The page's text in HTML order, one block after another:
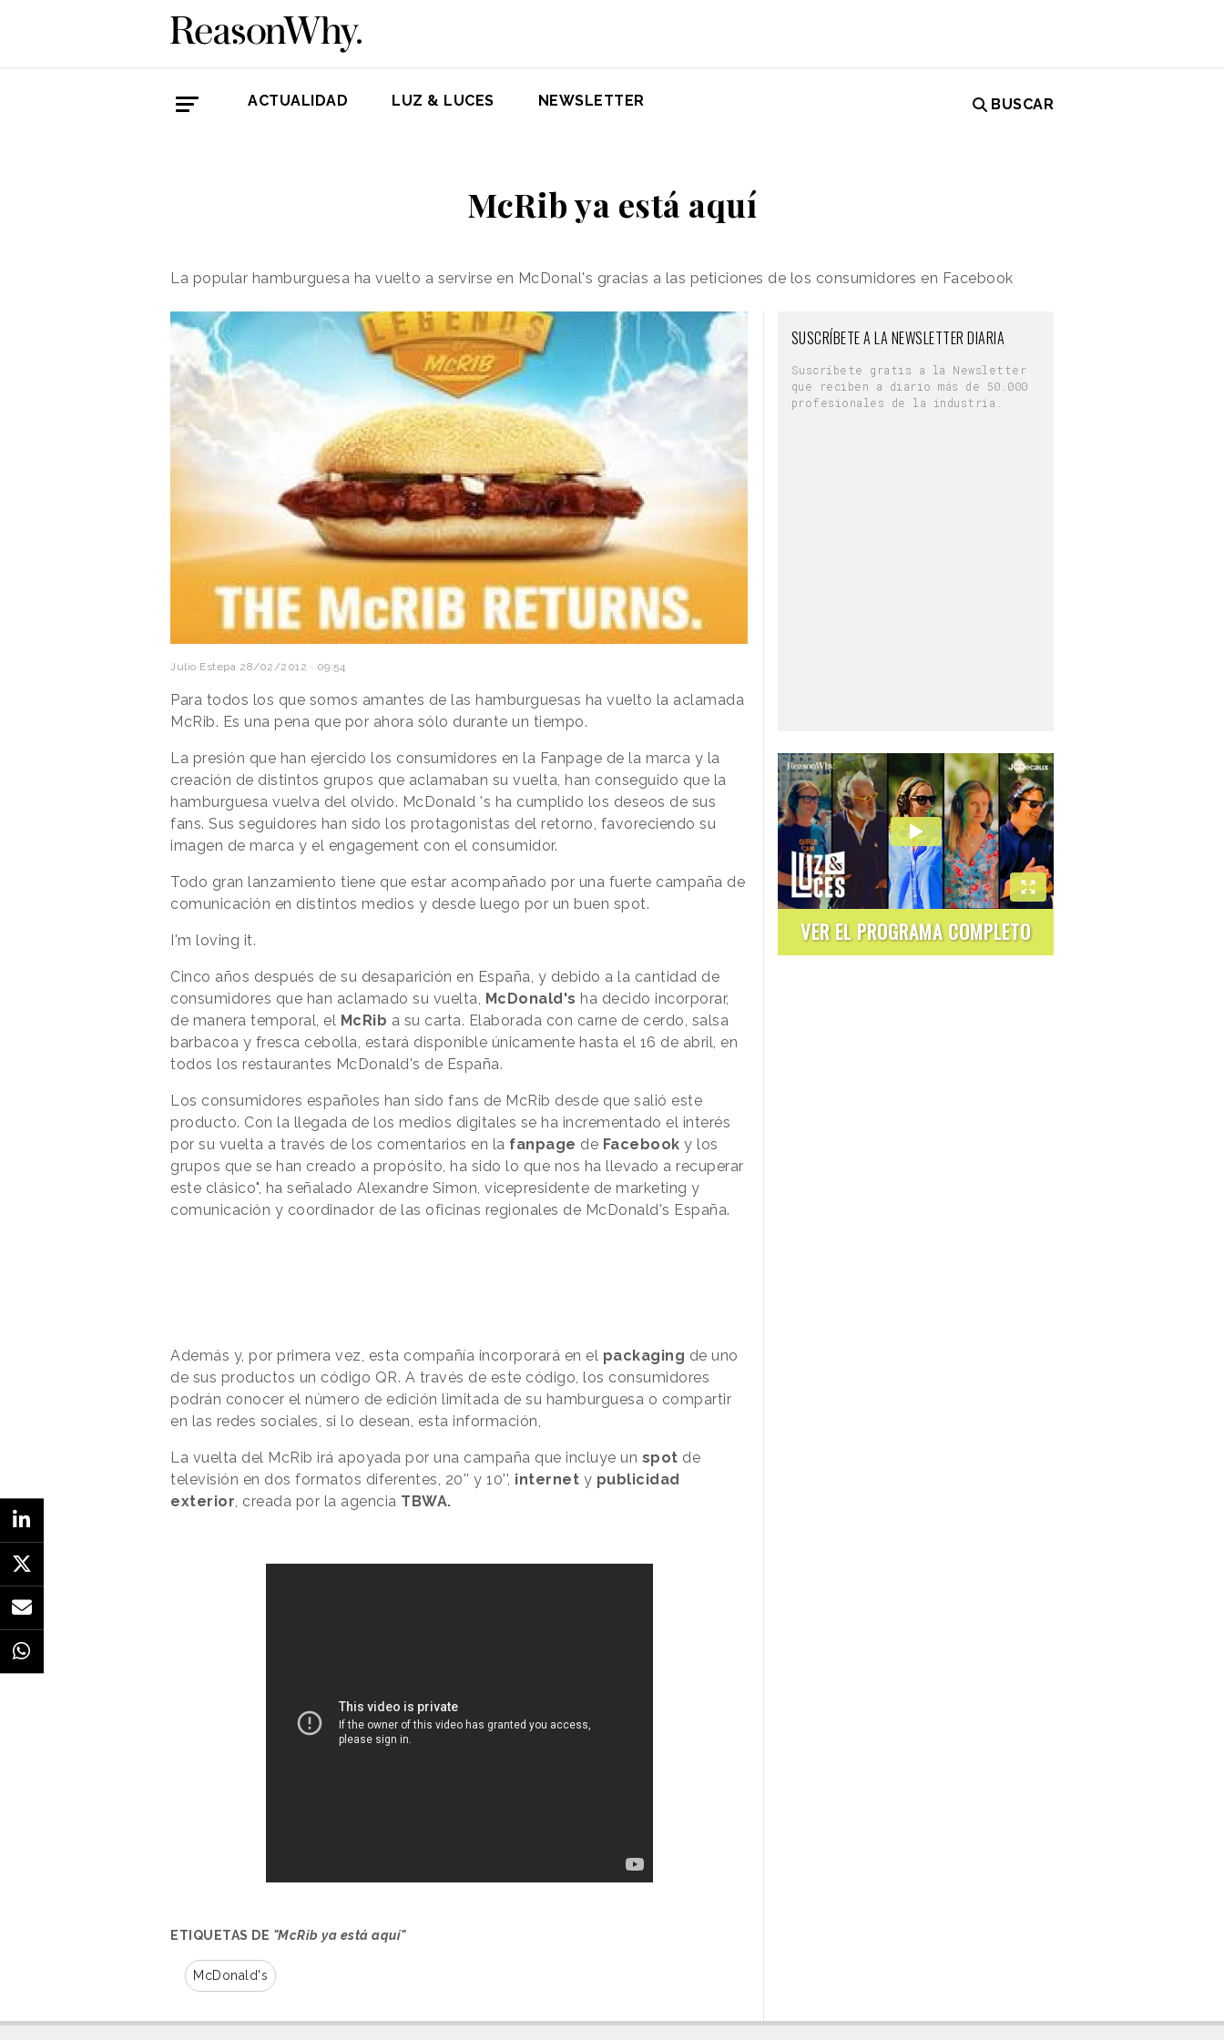
ACTUALIDAD LUZ & LUCES NEWSLETTER BUSCAR
McRib ya está aquí
La popular hamburguesa ha vuelto a servirse en McDonal's gracias a las peticiones de los consumidores en Facebook
Julio Estepa 28/02/2012 · 09:54
Para todos los que somos amantes de las hamburguesas ha vuelto la aclamada
McRib. Es una pena que por ahora sólo durante un tiempo.
La presión que han ejercido los consumidores en la Fanpage de la marca y la
creación de distintos grupos que aclamaban su vuelta, han conseguido que la
hamburguesa vuelva del olvido. McDonald 's ha cumplido los deseos de sus
fans. Sus seguidores han sido los protagonistas del retorno, favoreciendo su
imagen de marca y el engagement con el consumidor.
Todo gran lanzamiento tiene que estar acompañado por una fuerte campaña de
comunicación en distintos medios y desde luego por un buen spot.
I'm loving it.
Cinco años después de su desaparición en España, y debido a la cantidad de
consumidores que han aclamado su vuelta, McDonald's ha decido incorporar,
de manera temporal, el McRib a su carta. Elaborada con carne de cerdo, salsa
barbacoa y fresca cebolla, estará disponible únicamente hasta el 16 de abril, en
todos los restaurantes McDonald's de España.
Los consumidores españoles han sido fans de McRib desde que salió este
producto. Con la llegada de los medios digitales se ha incrementado el interés
por su vuelta a través de los comentarios en la fanpage de Facebook y los
grupos que se han creado a propósito, ha sido lo que nos ha llevado a recuperar
este clásico", ha señalado Alexandre Simon, vicepresidente de marketing y
comunicación y coordinador de las oficinas regionales de McDonald's España.
Además y, por primera vez, esta compañía incorporará en el packaging de uno
de sus productos un código QR. A través de este código, los consumidores
podrán conocer el número de edición limitada de su hamburguesa o compartir
en las redes sociales, si lo desean, esta información,
La vuelta del McRib irá apoyada por una campaña que incluye un spot de
televisión en dos formatos diferentes, 20'' y 10'', internet y publicidad
exterior , creada por la agencia TBWA.
ETIQUETAS DE "McRib ya está aquí"
McDonald's
SUSCRÍBETE A LA NEWSLETTER DIARIA
Suscríbete gratis a la Newsletter
que reciben a diario más de 50.000
profesionales de la industria.
VER EL PROGRAMA COMPLETO